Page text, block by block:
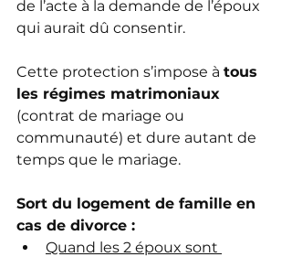
de l’acte à la demande de l’époux
qui aurait dû consentir.
Cette protection s’impose à tous
les régimes matrimoniaux
(contrat de mariage ou
communauté) et dure autant de
temps que le mariage.
Sort du logement de famille en
cas de divorce :
Quand les 2 époux sont